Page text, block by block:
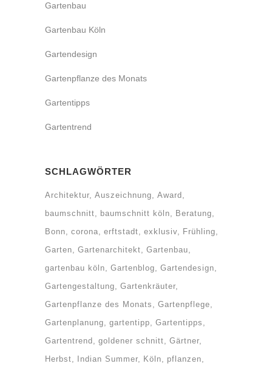
Gartenbau
Gartenbau Köln
Gartendesign
Gartenpflanze des Monats
Gartentipps
Gartentrend
SCHLAGWÖRTER
Architektur Auszeichnung
Award
baumschnitt
baumschnitt köln
Beratung
Bonn
corona erftstadt exklusiv
Frühling
Garten
Gartenarchitekt
Gartenbau
gartenbau köln
Gartenblog
Gartendesign
Gartengestaltung
Gartenkräuter
Gartenpflanze des Monats
Gartenpflege
Gartenplanung
gartentipp
Gartentipps
Gartentrend
goldener schnitt
Gärtner
Herbst
Indian Summer Köln
pflanzen